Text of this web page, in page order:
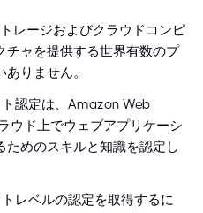
レージおよびクラウドコンピ
チャを提供する世界有数のプ
りません。
認定は、Amazon Web
ウド上でウェブアプリケーシ
ためのスキルと知識を認定し
レベルの認定を取得するに